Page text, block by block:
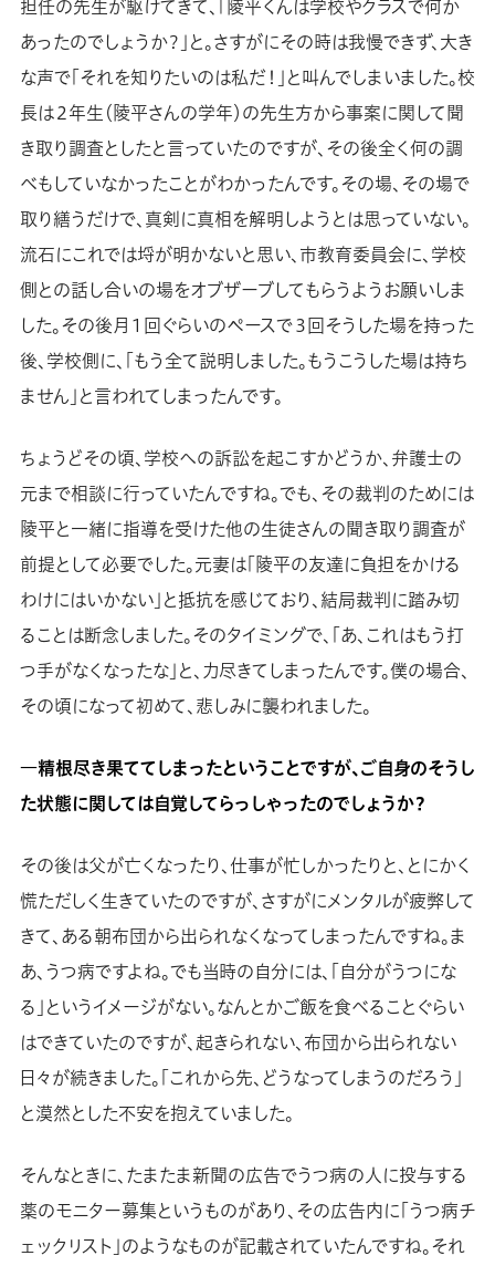
担任の先生が駆けてきて、「陵平くんは学校やクラスで何か
あったのでしょうか？」と。さすがにその時は我慢できず、大き
な声で「それを知りたいのは私だ！」と叫んでしまいました。校
長は２年生（陵平さんの学年）の先生方から事案に関して聞
き取り調査としたと言っていたのですが、その後全く何の調
べもしていなかったことがわかったんです。その場、その場で
取り繕うだけで、真剣に真相を解明しようとは思っていない。
流石にこれでは埒が明かないと思い、市教育委員会に、学校
側との話し合いの場をオブザーブしてもらうようお願いしま
した。その後月１回ぐらいのペースで３回そうした場を持った
後、学校側に、「もう全て説明しました。もうこうした場は持ち
ません」と言われてしまったんです。
ちょうどその頃、学校への訴訟を起こすかどうか、弁護士の
元まで相談に行っていたんですね。でも、その裁判のためには
陵平と一緒に指導を受けた他の生徒さんの聞き取り調査が
前提として必要でした。元妻は「陵平の友達に負担をかける
わけにはいかない」と抵抗を感じており、結局裁判に踏み切
ることは断念しました。そのタイミングで、「あ、これはもう打
つ手がなくなったな」と、力尽きてしまったんです。僕の場合、
その頃になって初めて、悲しみに襲われました。
―精根尽き果ててしまったということですが、ご自身のそうし
た状態に関しては自覚してらっしゃったのでしょうか？
その後は父が亡くなったり、仕事が忙しかったりと、とにかく
慌ただしく生きていたのですが、さすがにメンタルが疲弊して
きて、ある朝布団から出られなくなってしまったんですね。ま
あ、うつ病ですよね。でも当時の自分には、「自分がうつにな
る」というイメージがない。なんとかご飯を食べることぐらい
はできていたのですが、起きられない、布団から出られない
日々が続きました。「これから先、どうなってしまうのだろう」
と漠然とした不安を抱えていました。
そんなときに、たまたま新聞の広告でうつ病の人に投与する
薬のモニター募集というものがあり、その広告内に「うつ病チ
ェックリスト」のようなものが記載されていたんですね。それ